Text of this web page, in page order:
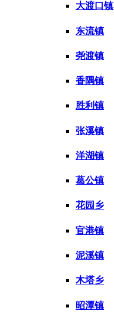
大渡口镇
东流镇
尧渡镇
香隅镇
胜利镇
张溪镇
洋湖镇
葛公镇
花园乡
官港镇
泥溪镇
木塔乡
昭潭镇